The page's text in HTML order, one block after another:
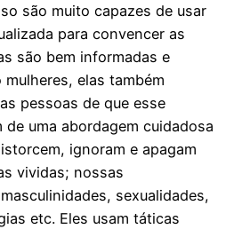
são muito capazes de usar
para convencer as
são bem informadas e
elas também
pessoas de que esse
uma abordagem cuidadosa
ignoram e apagam
vividas; nossas
sexualidades,
etc. Eles usam táticas